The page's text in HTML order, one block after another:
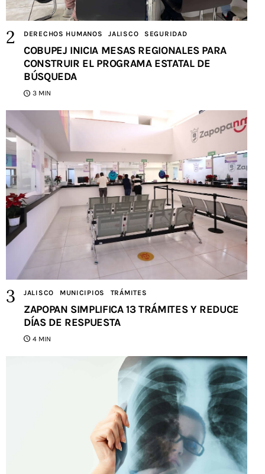
DERECHOS HUMANOS JALISCO SEGURIDAD
COBUPEJ INICIA MESAS REGIONALES PARA
CONSTRUIR EL PROGRAMA ESTATAL DE
BÚSQUEDA
3 MIN
JALISCO MUNICIPIOS TRÁMITES
ZAPOPAN SIMPLIFICA 13 TRÁMITES Y REDUCE
DÍAS DE RESPUESTA
4 MIN